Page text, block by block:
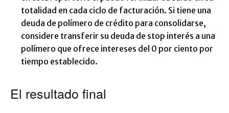
totalidad en cada ciclo de facturación. Si tiene una
deuda de polímero de crédito para consolidarse,
considere transferir su deuda de stop interés a una
polímero que ofrece intereses del 0 por ciento por
tiempo establecido.
El resultado final